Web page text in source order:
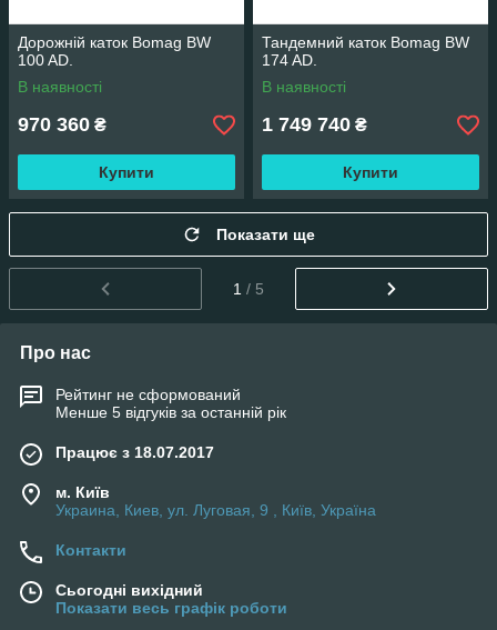
Дорожній каток Bomag BW
100 AD.
В наявності
970 360 ₴
Купити
Тандемний каток Bomag BW
174 AD.
В наявності
1 749 740 ₴
Купити
Показати ще
1 / 5
Про нас
Рейтинг не сформований
Менше 5 відгуків за останній рік
Працює з 18.07.2017
м. Київ
Украина, Киев, ул. Луговая, 9 , Київ, Україна
Контакти
Сьогодні вихідний
Показати весь графік роботи